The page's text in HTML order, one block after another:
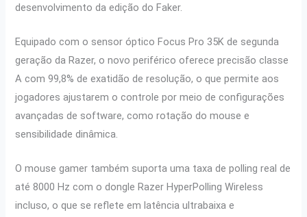
desenvolvimento da edição do Faker.
Equipado com o sensor óptico Focus Pro 35K de segunda
geração da Razer, o novo periférico oferece precisão classe
A com 99,8% de exatidão de resolução, o que permite aos
jogadores ajustarem o controle por meio de configurações
avançadas de software, como rotação do mouse e
sensibilidade dinâmica.
O mouse gamer também suporta uma taxa de polling real de
até 8000 Hz com o dongle Razer HyperPolling Wireless
incluso, o que se reflete em latência ultrabaixa e